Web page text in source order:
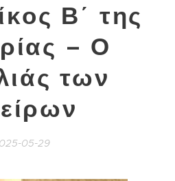
Β΄ της
– Ο
των
05-29